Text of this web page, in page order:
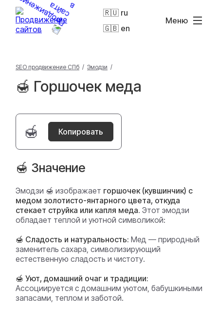
🇷🇺 ru
🇬🇧 en
Меню
SEO продвижение СПб / Эмодзи /
🍯 Горшочек меда
🍯 Копировать
🍯 Значение
Эмодзи 🍯 изображает горшочек (кувшинчик) с
медом золотисто-янтарного цвета, откуда
стекает струйка или капля меда. Этот эмодзи
обладает теплой и уютной символикой:
🍯 Сладость и натуральность: Мед — природный
заменитель сахара, символизирующий
естественную сладость и чистоту.
🍯 Уют, домашний очаг и традиции:
Ассоциируется с домашним уютом, бабушкиными
запасами, теплом и заботой.